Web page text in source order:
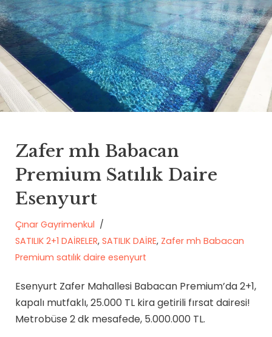
Zafer mh Babacan
Premium Satılık Daire
Esenyurt
Çınar Gayrimenkul
SATILIK 2+1 DAİRELER, SATILIK DAİRE, Zafer mh Babacan
Premium satılık daire esenyurt
Esenyurt Zafer Mahallesi Babacan Premium’da 2+1,
kapalı mutfaklı, 25.000 TL kira getirili fırsat dairesi!
Metrobüse 2 dk mesafede, 5.000.000 TL.